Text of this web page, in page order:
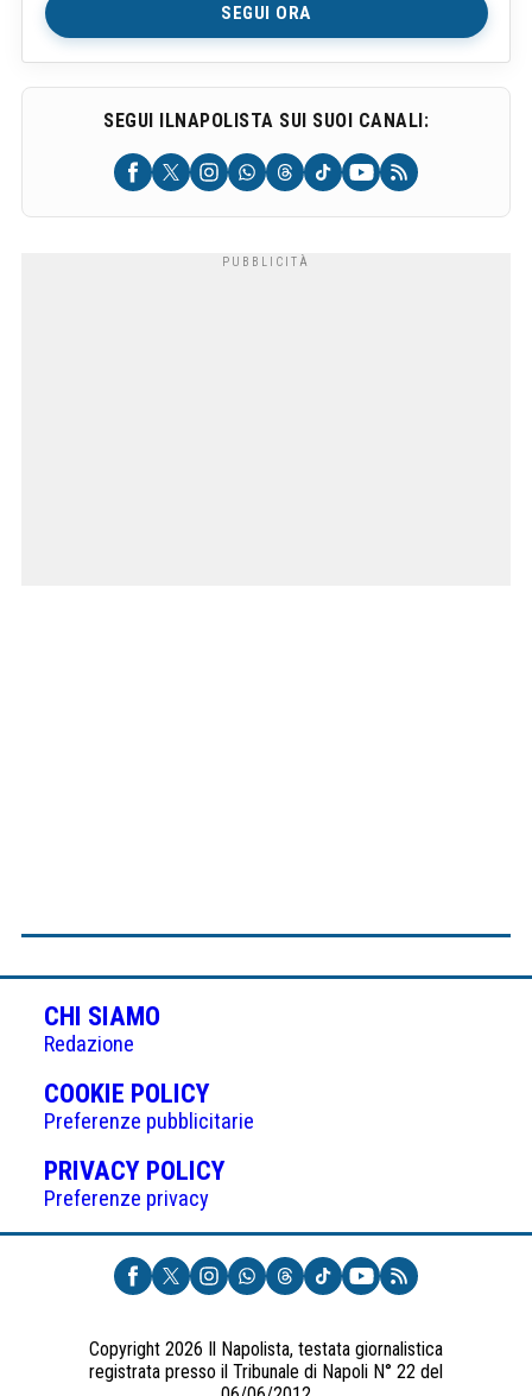
SEGUI ORA
SEGUI ILNAPOLISTA SUI SUOI CANALI:
CHI SIAMO
Redazione
COOKIE POLICY(APRE
IN
UNA
NUOVA
Preferenze pubblicitarie
PRIVACY POLICY(APRE
UNA
NUOVA
SCHEDA)
Preferenze privacy
Copyright 2026 Il Napolista, testata giornalistica
registrata presso il Tribunale di Napoli N° 22 del